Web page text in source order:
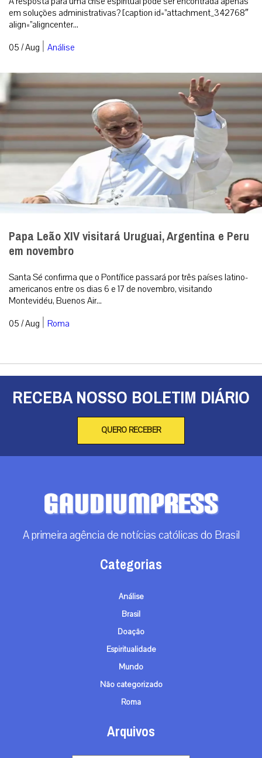
05 / Aug|Roma
RECEBA NOSSO BOLETIM DIÁRIO
QUERO RECEBER
A primeira agência de notícias católicas do Brasil
Análise
Mundo
Roma
Arquivos
info@gaudiumpress.org
São Paulo, Brasil
© TODOS OS DIREITOS RESERVADOS - 2026